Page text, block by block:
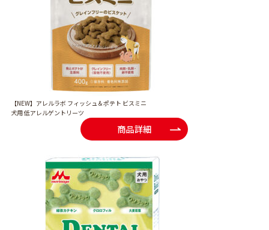
【NEW】アレルラボ フィッシュ＆ポテト ビスミニ
犬用 低アレルゲントリーツ
商品詳細